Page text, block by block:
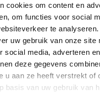
cookies om content en
om functies voor social
te
uw gebruik van onze site
social media, adverteren
deze gegevens
u aan ze heeft verstrekt of
basis van uw gebruik van
media en handleidingen
aangegeven).
productbeschrijving en
ons.